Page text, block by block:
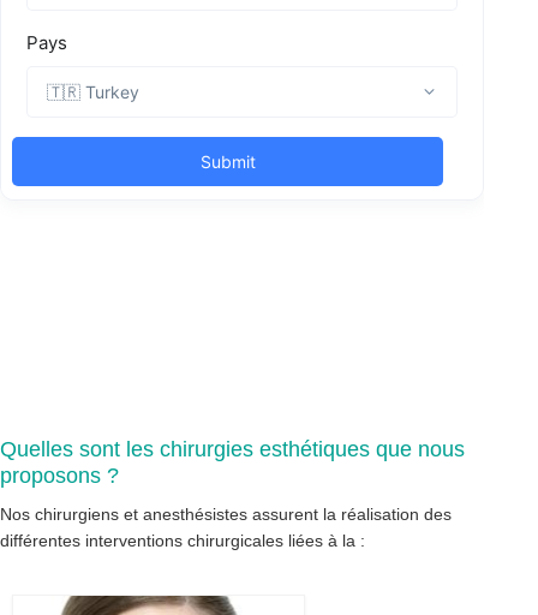
Quelles sont les chirurgies esthétiques que nous
proposons ?
Nos chirurgiens et anesthésistes assurent la réalisation des
différentes interventions chirurgicales liées à la :